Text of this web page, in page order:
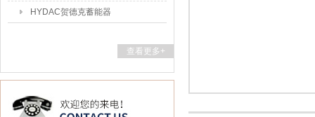
HYDAC贺德克蓄能器
查看更多+